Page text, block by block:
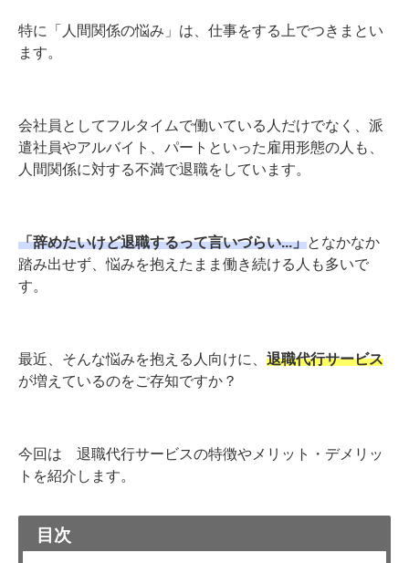
特に「人間関係の悩み」は、仕事をする上でつきまとい
ます。
会社員としてフルタイムで働いている人だけでなく、派
遣社員やアルバイト、パートといった雇用形態の人も、
人間関係に対する不満で退職をしています。
「辞めたいけど退職するって言いづらい...」となかなか
踏み出せず、悩みを抱えたまま働き続ける人も多いで
す。
最近、そんな悩みを抱える人向けに、 退職代行サービス
が増えているのをご存知ですか？
今回は 退職代行サービスの特徴やメリット・デメリッ
トを紹介します。
目次